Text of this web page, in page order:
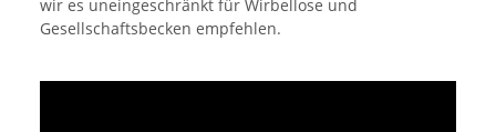
wir es uneingeschränkt für Wirbellose und
Gesellschaftsbecken empfehlen.